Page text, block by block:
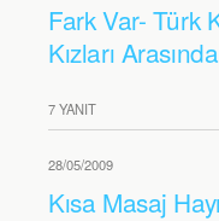
Fark Var- Türk
Kızları
7 YANIT
28/05/2009
Kısa Masaj